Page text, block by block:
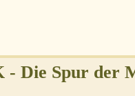
- Die Spur der